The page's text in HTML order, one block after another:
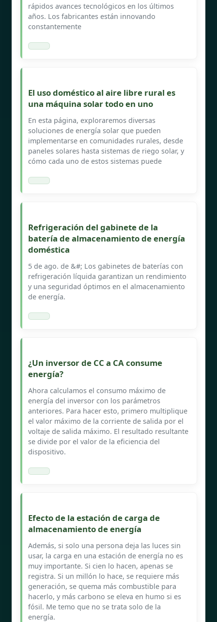
rápidos avances tecnológicos en los últimos
años. Los fabricantes están innovando
constantemente
El uso doméstico al aire libre rural es
una máquina solar todo en uno
En esta página, exploraremos diversas
soluciones de energía solar que pueden
implementarse en comunidades rurales, desde
paneles solares hasta sistemas de riego solar, y
cómo cada uno de estos sistemas puede
Refrigeración del gabinete de la
batería de almacenamiento de energía
doméstica
5 de ago. de &#; Los gabinetes de baterías con
refrigeración líquida garantizan un rendimiento
y una seguridad óptimos en el almacenamiento
de energía.
¿Un inversor de CC a CA consume
energía?
Ahora calculamos el consumo máximo de
energía del inversor con los parámetros
anteriores. Para hacer esto, primero multiplique
el valor máximo de la corriente de salida por el
voltaje de salida máximo. El resultado resultante
se divide por el valor de la eficiencia del
dispositivo.
Efecto de la estación de carga de
almacenamiento de energía
Además, si solo una persona deja las luces sin
usar, la carga en una estación de energía no es
muy importante. Si cien lo hacen, apenas se
registra. Si un millón lo hace, se requiere más
generación, se quema más combustible para
hacerlo, y más carbono se eleva en humo si es
fósil. Me temo que no se trata solo de la
energía.